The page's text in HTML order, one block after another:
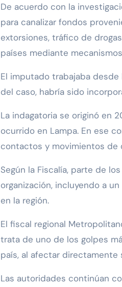
De acuerdo con la
para canalizar fondos
extorsiones, tráfico de
países mediante
El imputado trabajaba
del caso, habría sido
La indagatoria se originó en
ocurrido en Lampa. En ese
contactos y movimientos de
Según la Fiscalía, parte de
organización, incluyendo a
en la región.
El fiscal regional
trata de uno de los golpes
país, al afectar directamente
Las autoridades continúan